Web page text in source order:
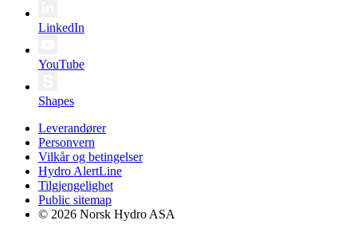
LinkedIn
YouTube
Shapes
Leverandører
Personvern
Vilkår og betingelser
Hydro AlertLine
Tilgjengelighet
Public sitemap
© 2026 Norsk Hydro ASA